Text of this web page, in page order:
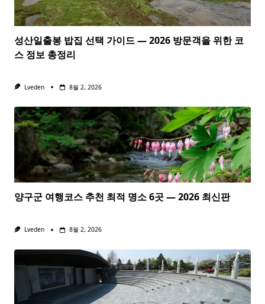
성산일출봉 밥집 선택 가이드 — 2026 방문객을 위한 코
스 정보 총정리
Lveden 8월 2, 2026
양구군 여행코스 추천 최적 명소 6곳 — 2026 최신판
Lveden 8월 2, 2026